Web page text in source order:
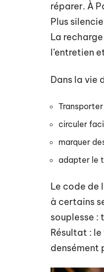
réparer. À
Plus
La
l’entretien
Dans la vie
circuler
marquer
adapter le
Le code de
à certains
souplesse
Résultat :
densément